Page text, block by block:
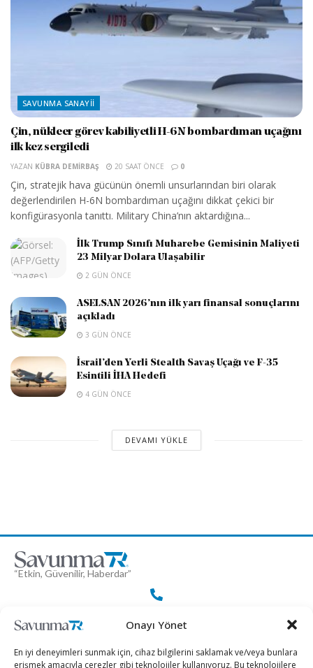
Onayı Yönet
En iyi deneyimleri sunmak için, cihaz bilgilerini saklamak ve/veya bunlara
erişmek amacıyla çerezler gibi teknolojiler kullanıyoruz. Bu teknolojilere
SAVUNMA SANAYII
Çin, nükleer görev kabiliyetli H-6N bombardıman uçağını
ilk kez sergiledi
YAZAN KÜBRA DEMIRBAŞ 20 SAAT ÖNCE 0
Çin, stratejik hava gücünün önemli unsurlarından biri olarak
değerlendirilen H-6N bombardıman uçağını dikkat çekici bir
konfigürasyonla tanıttı. Military China’nın aktardığına...
İlk Trump Sınıfı Muharebe Gemisinin Maliyeti
23 Milyar Dolara Ulaşabilir
2 GÜN ÖNCE
ASELSAN 2026’nın ilk yarı finansal sonuçlarını
açıkladı
3 GÜN ÖNCE
İsrail’den Yerli Stealth Savaş Uçağı ve F-35
Esintili İHA Hedefi
4 GÜN ÖNCE
DEVAMI YÜKLE
“Etkin, Güvenilir, Haberdar”
+90 530 308 17 96